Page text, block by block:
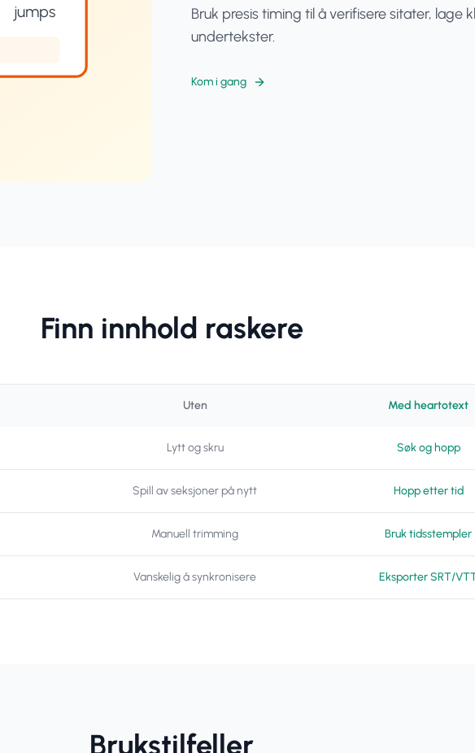
Bruk presis timing til å verifisere sitater, lage
undertekster.
Kom i gang
jumps
Finn innhold raskere
Uten Med heartotext
Lytt og skru Søk og hopp
Spill av seksjoner på nytt Hopp etter tid
Manuell trimming Bruk tidsstempler
Vanskelig å synkronisere Eksporter SRT/
Brukstilfeller